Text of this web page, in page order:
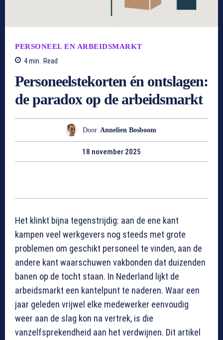
PERSONEEL EN ARBEIDSMARKT
4min. Read
Personeelstekorten én ontslagen:
de paradox op de arbeidsmarkt
Door Annelien Bosboom
18 november 2025
Het klinkt bijna tegenstrijdig: aan de ene kant
kampen veel werkgevers nog steeds met grote
problemen om geschikt personeel te vinden, aan de
andere kant waarschuwen vakbonden dat duizenden
banen op de tocht staan. In Nederland lijkt de
arbeidsmarkt een kantelpunt te naderen. Waar een
jaar geleden vrijwel elke medewerker eenvoudig
weer aan de slag kon na vertrek, is die
vanzelfsprekendheid aan het verdwijnen. Dit artikel